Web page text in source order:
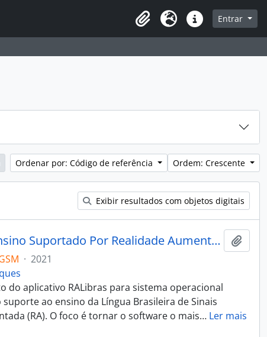
na página de navegação
Idioma Atalhos Entrar
Ordenar por: Código de referência Ordem: Crescente
Exibir resultados com objetos digitais
RALibras: Um Aplicativo para Ensino Suportado Por Realidade Aumentada em Situações Offline
· 2021
do aplicativo RALibras para sistema operacional
ao ensino da Língua Brasileira de Sinais
(RA). O foco é tornar o software o mais… Ler mais